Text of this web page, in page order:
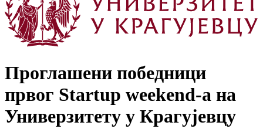
Проглашени победници
првог Startup weekend-а на
Универзитету у Крагујевцу